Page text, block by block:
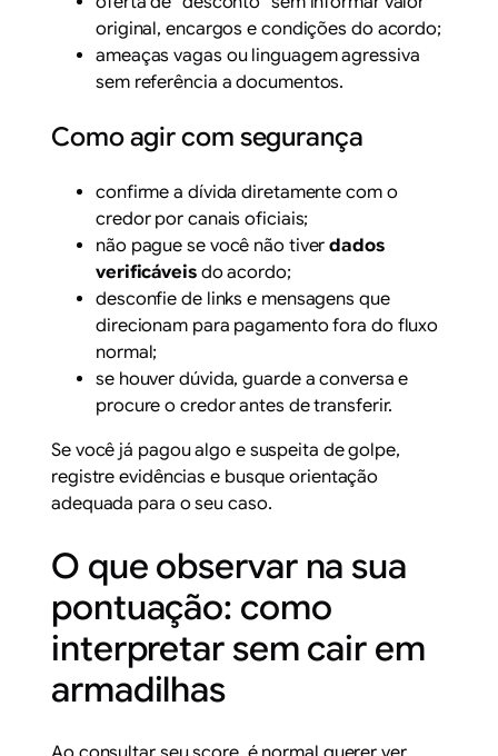
original, encargos e condições do acordo;
ameaças vagas ou linguagem agressiva
sem referência a documentos.
Como agir com segurança
confirme a dívida diretamente com o
credor por canais oficiais;
não pague se você não tiverdados
verificáveisdo acordo;
desconfie de links e mensagens que
direcionam para pagamento fora do fluxo
normal;
se houver dúvida, guarde a conversa e
procure o credor antes de transferir.
Se você já pagou algo e suspeita de golpe,
registre evidências e busque orientação
adequada para o seu caso.
O que observar na sua
pontuação: como
interpretar sem cair em
armadilhas